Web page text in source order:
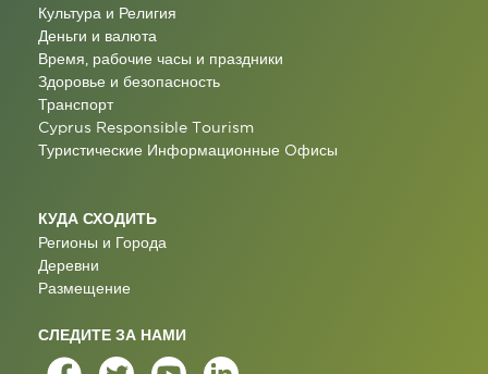
Культура и Религия
Деньги и валюта
Время, рабочие часы и праздники
Здоровье и безопасность
Транспорт
Cyprus Responsible Tourism
Туристические Информационные Oфисы
КУДА СХОДИТЬ
Регионы и Города
Деревни
Размещение
СЛЕДИТЕ ЗА НАМИ